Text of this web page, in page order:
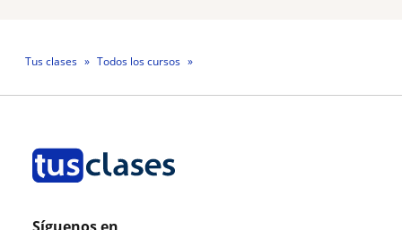
Tus clases
Todos los cursos